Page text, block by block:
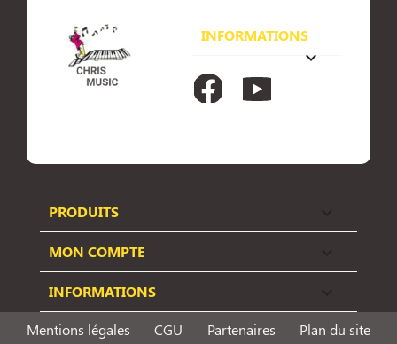
INFORMATIONS
keyboard_arrow_down
FacebookYouTube
PRODUITS
MON COMPTE
INFORMATIONS
Mentions légales CGU Partenaires Plan du site